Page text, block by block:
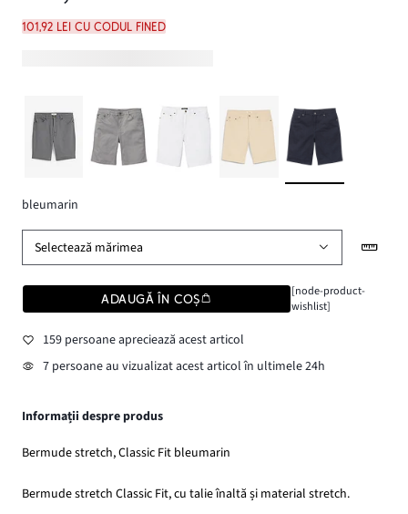
101,92 lei cu codul FINED
bleumarin
Selectează mărimea
ADAUGĂ ÎN COȘ
[node-product-
wishlist]
159 persoane apreciează acest articol
7 persoane au vizualizat acest articol în ultimele 24h
Informații despre produs
Bermude stretch, Classic Fit bleumarin
Bermude stretch Classic Fit, cu talie înaltă și material stretch.